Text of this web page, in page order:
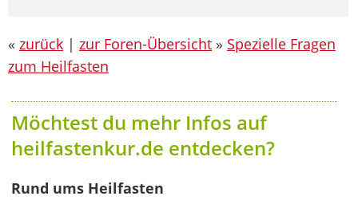
« zurück | zur Foren-Übersicht » Spezielle Fragen
zum Heilfasten
Möchtest du mehr Infos auf
heilfastenkur.de entdecken?
Rund ums Heilfasten